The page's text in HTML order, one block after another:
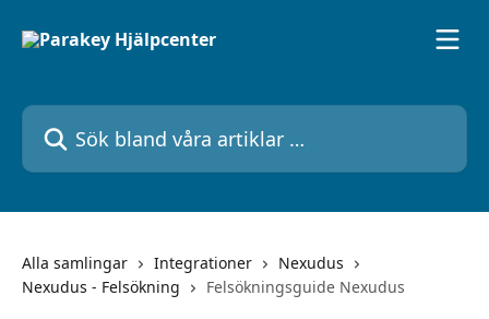
Sök bland våra artiklar …
Alla samlingar Integrationer
Nexudus
Nexudus - Felsökning
Felsökningsguide Nexudus